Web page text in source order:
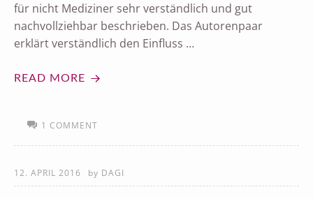
für nicht Mediziner sehr verständlich und gut
nachvollziehbar beschrieben. Das Autorenpaar
erklärt verständlich den Einfluss …
READ MORE
1 COMMENT
12. APRIL 2016 by DAGI